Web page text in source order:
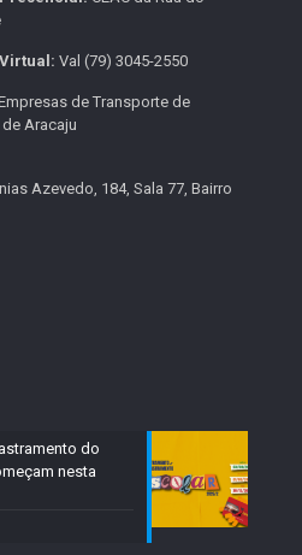
Val (79) 3045-2550
de Transporte de
Aracaju
Azevedo, 184, Sala 77, Bairro
do
nesta